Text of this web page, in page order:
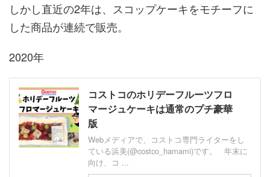
しかし直近の2年は、スコップケーキをモチーフに
した商品が連続で販売。
2020年
コストコのホリデーフルーツフロ
マージュケーキは通常のプチ豪華
版
Webメディアで、コストコ専門ライターをし
ている浜美(@costco_hamami)です。 年末に
向け、コ ...